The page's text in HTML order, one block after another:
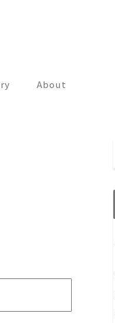
About